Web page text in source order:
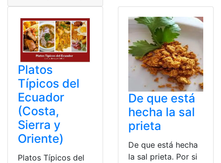
Platos
Típicos del
Ecuador
(Costa,
Sierra y
Oriente)
Platos Típicos del
De que está
hecha la sal
prieta
De que está hecha
la sal prieta. Por si